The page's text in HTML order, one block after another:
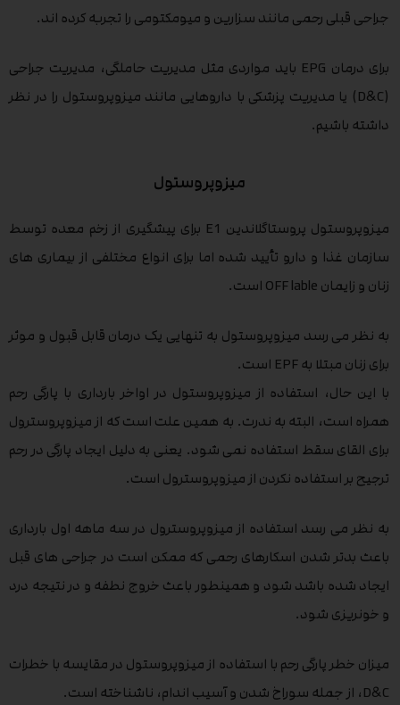
جراحی قبلی رحمی مانند سزارین و میومکتومی را تجربه کرده اند.
برای درمان EPG باید مواردی مثل مدیریت حاملگی، مدیریت جراحی
(D&C) یا مدیریت پزشکی با داروهایی مانند میزوپروستول را در نظر
داشته باشیم.
میزوپروستول
میزوپروستول پروستاگلاندین E1 برای پیشگیری از زخم معده توسط
سازمان غذا و دارو تأیید شده اما برای انواع مختلفی از بیماری های
زنان و زایمان OFF lable است.
به نظر می رسد میزوپروستول به تنهایی یک درمان قابل قبول و موثر
برای زنان مبتلا به EPF است.
با این حال، استفاده از میزوپروستول در اواخر بارداری با پارگی رحم
همراه است، البته به ندرت. به همین علت است که از میزوپروسترول
برای القای سقط استفاده نمی شود. یعنی به دلیل ایجاد پارگی در رحم
ترجیح بر استفاده نکردن از میزوپروسترول است.
به نظر می رسد استفاده از میزوپروسترول در سه ماهه اول بارداری
باعث بدتر شدن اسکارهای رحمی که ممکن است در جراحی های قبل
ایجاد شده باشد شود و همینطور باعث خروج نطفه و در نتیجه درد
و خونریزی شود.
میزان خطر پارگی رحم با استفاده از میزوپروستول در مقایسه با خطرات
D&C، از جمله سوراخ شدن و آسیب اندام، ناشناخته است.